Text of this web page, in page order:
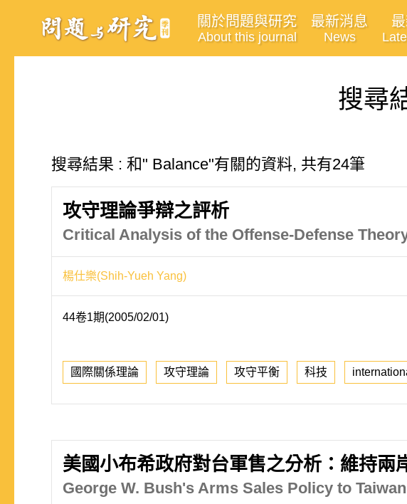
關於問題與研究
About this journal
最新消息
News
搜尋
搜尋結果 : 和" Balance"有關的資料, 共有24筆
攻守理論爭辯之評析
Critical Analysis of the Offense-Defense
楊仕樂(Shih-Yueh Yang)
44卷1期(2005/02/01)
國際關係理論 攻守理論 攻守平衡 科技
美國小布希政府對台軍售之分析：維持兩
George W. Bush's Arms Sales Policy to